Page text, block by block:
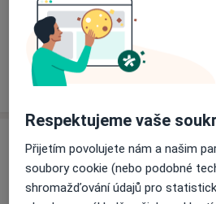
Informace o službách a
Tento specialista ještě
svých
Adresy (2)
Adresa 1 Adresa 2
Respektujeme vaše
Přijetím povolujete nám a našim
soubory cookie (nebo podobné
shromažďování údajů pro